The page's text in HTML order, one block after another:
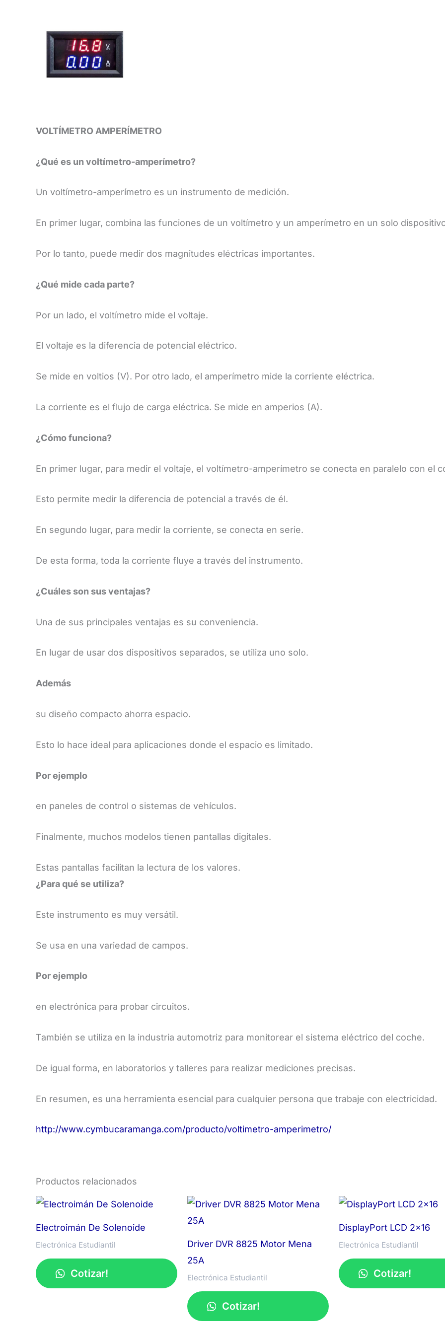
VOLTÍMETRO AMPERÍMETRO
¿Qué es un voltímetro-amperímetro?
​Un voltímetro-amperímetro es un instrumento de medición.
En primer lugar, combina las funciones de un voltímetro y un amperímetro en un solo
Por lo tanto, puede medir dos magnitudes eléctricas importantes.
​¿Qué mide cada parte?
​Por un lado, el voltímetro mide el voltaje.
El voltaje es la diferencia de potencial eléctrico.
Se mide en voltios (V). Por otro lado, el amperímetro mide la corriente eléctrica.
La corriente es el flujo de carga eléctrica. Se mide en amperios (A).
​¿Cómo funciona?
​En primer lugar, para medir el voltaje, el voltímetro-amperímetro se conecta en paralelo con el
Esto permite medir la diferencia de potencial a través de él.
En segundo lugar, para medir la corriente, se conecta en serie.
De esta forma, toda la corriente fluye a través del instrumento.
​¿Cuáles son sus ventajas?
​Una de sus principales ventajas es su conveniencia.
En lugar de usar dos dispositivos separados, se utiliza uno solo.
Además
su diseño compacto ahorra espacio.
Esto lo hace ideal para aplicaciones donde el espacio es limitado.
Por ejemplo
en paneles de control o sistemas de vehículos.
Finalmente, muchos modelos tienen pantallas digitales.
Estas pantallas facilitan la lectura de los valores.
​¿Para qué se utiliza?
​Este instrumento es muy versátil.
Se usa en una variedad de campos.
Por ejemplo
en electrónica para probar circuitos.
También se utiliza en la industria automotriz para monitorear el sistema eléctrico del coche.
De igual forma, en laboratorios y talleres para realizar mediciones precisas.
En resumen, es una herramienta esencial para cualquier persona que trabaje con electricidad.
http://www.cymbucaramanga.com/producto/voltimetro-amperimetro/
Productos relacionados
Electroimán De Solenoide
Electrónica Estudiantil
Cotizar!
Driver DVR 8825 Motor Mena
25A
Electrónica Estudiantil
Cotizar!
DisplayPort LCD 2×16
Electrónica Estudiantil
Cotizar!